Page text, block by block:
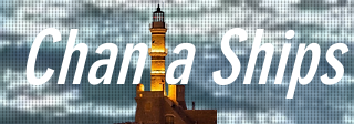
Chan a Ships